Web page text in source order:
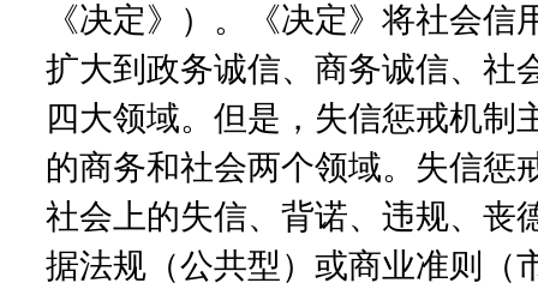
《决定》）。《决定》将社会信
扩大到政务诚信、商务诚信、社
四大领域。但是，失信惩戒机制
的商务和社会两个领域。失信惩
社会上的失信、背诺、违规、丧
据法规（公共型）或商业准则（